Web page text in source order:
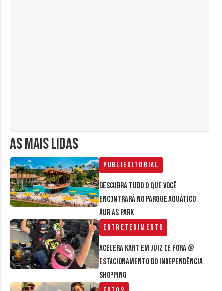
AS MAIS LIDAS
Publieditorial
Descubra tudo o que você
encontrará no parque aquático
Áurias Park
Entretenimento
Acelera Kart em Juiz de Fora @
estacionamento do Independência
Shopping